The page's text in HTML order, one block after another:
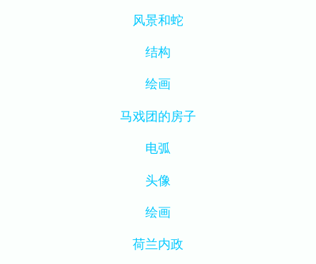
风景和蛇
结构
绘画
马戏团的房子
电弧
头像
绘画
荷兰内政